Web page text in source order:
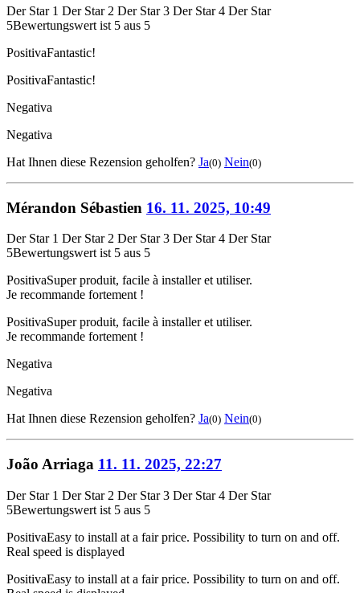
Der Star 1 Der Star 2 Der Star 3 Der Star 4 Der Star
5Bewertungswert ist 5 aus 5
PositivaFantastic!
PositivaFantastic!
Negativa
Negativa
Hat Ihnen diese Rezension geholfen? Ja(0) Nein(0)
Mérandon Sébastien 16. 11. 2025, 10:49
Der Star 1 Der Star 2 Der Star 3 Der Star 4 Der Star
5Bewertungswert ist 5 aus 5
PositivaSuper produit, facile à installer et utiliser.
Je recommande fortement !
PositivaSuper produit, facile à installer et utiliser.
Je recommande fortement !
Negativa
Negativa
Hat Ihnen diese Rezension geholfen? Ja(0) Nein(0)
João Arriaga 11. 11. 2025, 22:27
Der Star 1 Der Star 2 Der Star 3 Der Star 4 Der Star
5Bewertungswert ist 5 aus 5
PositivaEasy to install at a fair price. Possibility to turn on and off.
Real speed is displayed
PositivaEasy to install at a fair price. Possibility to turn on and off.